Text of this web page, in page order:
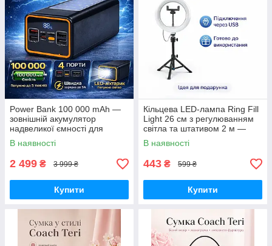
Power Bank 100 000 mAh —
зовнішній акумулятор
надвеликої ємності для
телефону, роутера та
автономного живлення
В наявності
2 499 ₴ 3 999 ₴
Купити
Кільцева LED-лампа Ring Fill
Light 26 см з регулюванням
світла та штативом 2 м —
світло для селфі, блогерів,
візажистів, фото-віде
В наявності
443 ₴ 599 ₴
Купити